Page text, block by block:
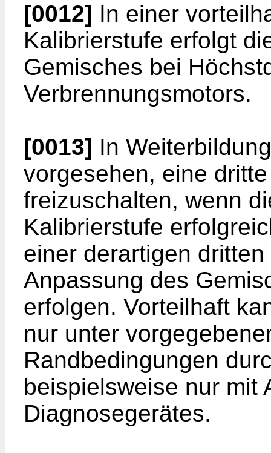
[0012] In einer
Kalibrierstufe erfolgt
Gemisches bei
Verbrennungsmotors.
[0013] In
vorgesehen, eine
freizuschalten, wenn
Kalibrierstufe
einer derartigen
Anpassung des
erfolgen. Vorteilhaft
nur unter
Randbedingungen
beispielsweise nur mit
Diagnosegerätes.